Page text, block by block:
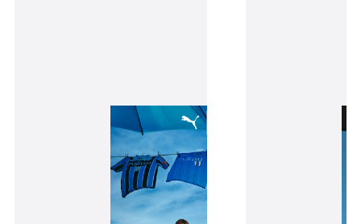
カートの商品は現時点ではお客様のため